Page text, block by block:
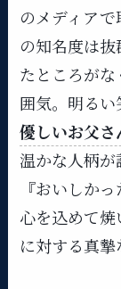
のメディア
の知名度は
たところが
囲気。明るい
優しいお父さ
温かな人柄
『おいしか
心を込めて
に対する真摯